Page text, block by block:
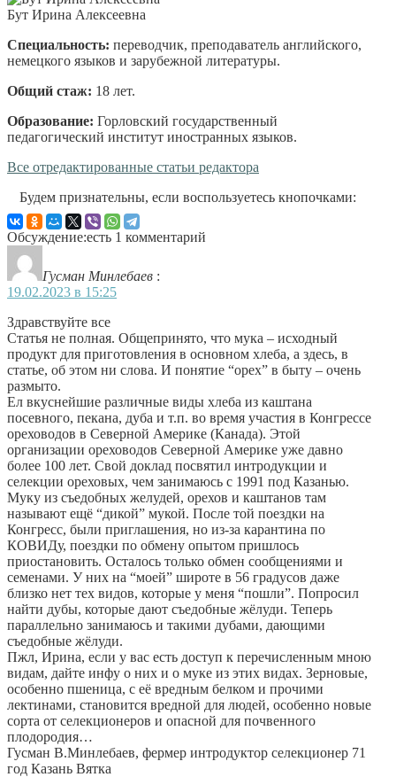
Бут Ирина Алексеевна
Специальность: переводчик, преподаватель английского,
немецкого языков и зарубежной литературы.
Общий стаж: 18 лет.
Образование: Горловский государственный
педагогический институт иностранных языков.
Все отредактированные статьи редактора
Будем признательны, если воспользуетесь кнопочками:
Обсуждение:есть 1 комментарий
Гусман Минлебаев :
19.02.2023 в 15:25
Здравствуйте все
Статья не полная. Общепринято, что мука – исходный
продукт для приготовления в основном хлеба, а здесь, в
статье, об этом ни слова. И понятие “орех” в быту – очень
размыто.
Ел вкуснейшие различные виды хлеба из каштана
посевного, пекана, дуба и т.п. во время участия в Конгрессе
ореховодов в Северной Америке (Канада). Этой
организации ореховодов Северной Америке уже давно
более 100 лет. Свой доклад посвятил интродукции и
селекции ореховых, чем занимаюсь с 1991 под Казанью.
Муку из съедобных желудей, орехов и каштанов там
называют ещё “дикой” мукой. После той поездки на
Конгресс, были приглашения, но из-за карантина по
КОВИДу, поездки по обмену опытом пришлось
приостановить. Осталось только обмен сообщениями и
семенами. У них на “моей” широте в 56 градусов даже
близко нет тех видов, которые у меня “пошли”. Попросил
найти дубы, которые дают съедобные жёлуди. Теперь
параллельно занимаюсь и такими дубами, дающими
съедобные жёлуди.
Пжл, Ирина, если у вас есть доступ к перечисленным мною
видам, дайте инфу о них и о муке из этих видах. Зерновые,
особенно пшеница, с её вредным белком и прочими
лектинами, становится вредной для людей, особенно новые
сорта от селекционеров и опасной для почвенного
плодородия…
Гусман В.Минлебаев, фермер интродуктор селекционер 71
год Казань Вятка